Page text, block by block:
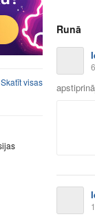
Skatīt visas
Runā